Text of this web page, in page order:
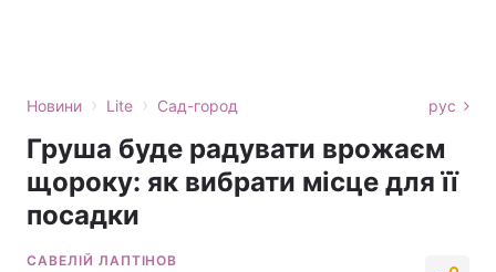
Новини › Lite › Сад-город рус
Груша буде радувати врожаєм
щороку: як вибрати місце для її
посадки
САВЕЛІЙ ЛАПТІНОВ